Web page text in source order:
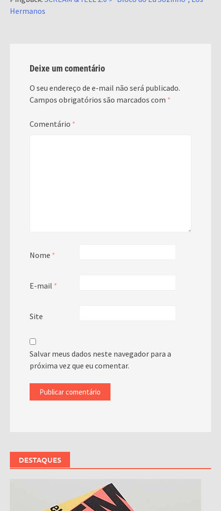
Hermanos
Deixe um comentário
O seu endereço de e-mail não será publicado.
Campos obrigatórios são marcados com *
Comentário *
Nome *
E-mail *
Site
Salvar meus dados neste navegador para a
próxima vez que eu comentar.
DESTAQUES